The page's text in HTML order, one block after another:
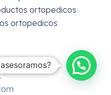
ortopedicos
ortopedicos